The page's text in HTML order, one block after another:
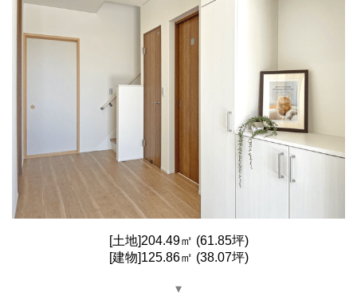
[土地]204.49㎡ (61.85坪)
[建物]125.86㎡ (38.07坪)
▾